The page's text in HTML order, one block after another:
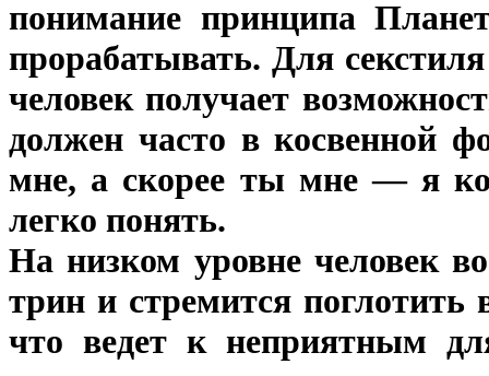
понимание принципа
прорабатывать. Для
человек получает
должен часто в косвенной
мне, а скорее ты мне — я
легко понять.
На низком уровне человек
трин и стремится поглотить
что ведет к неприятным